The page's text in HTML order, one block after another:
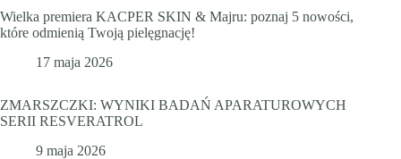
Wielka premiera KACPER SKIN & Majru: poznaj 5 nowości,
które odmienią Twoją pielęgnację!
17 maja 2026
ZMARSZCZKI: WYNIKI BADAŃ APARATUROWYCH
SERII RESVERATROL
9 maja 2026